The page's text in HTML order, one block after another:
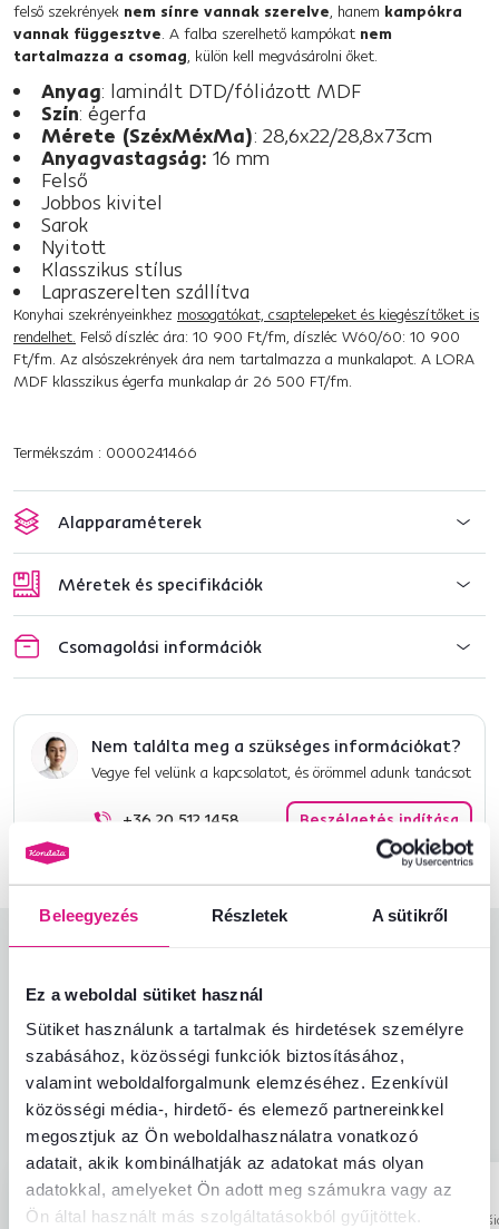
Beleegyezés Részletek A sütikről
Ez a weboldal sütiket használ
Sütiket használunk a tartalmak és hirdetések személyre
szabásához, közösségi funkciók biztosításához,
valamint weboldalforgalmunk elemzéséhez. Ezenkívül
közösségi média-, hirdető- és elemező partnereinkkel
megosztjuk az Ön weboldalhasználatra vonatkozó
adatait, akik kombinálhatják az adatokat más olyan
adatokkal, amelyeket Ön adott meg számukra vagy az
Ön által használt más szolgáltatásokból gyűjtöttek.
felső szekrények nem sínre vannak szerelve, hanem kampókra
vannak függesztve. A falba szerelhető kampókat nem
tartalmazza a csomag, külön kell megvásárolni őket.
Anyag: laminált DTD/fóliázott MDF
Szín: égerfa
Mérete (SzéxMéxMa): 28,6x22/28,8x73cm
Anyagvastagság: 16 mm
Felső
Jobbos kivitel
Sarok
Nyitott
Klasszikus stílus
Lapraszerelten szállítva
Konyhai szekrényeinkhez mosogatókat, csaptelepeket és kiegészítőket is
rendelhet. Felső díszléc ára: 10 900 Ft/fm, díszléc W60/60: 10 900
Ft/fm. Az alsószekrények ára nem tartalmazza a munkalapot. A LORA
MDF klasszikus égerfa munkalap ár 26 500 FT/fm.
Termékszám : 0000241466
Alapparaméterek
Méretek és specifikációk
Csomagolási információk
Nem találta meg a szükséges információkat?
Vegye fel velünk a kapcsolatot, és örömmel adunk tanácsot
+36 20 512 1458 Beszélgetés indítása
Termékértékelések
4,9
ellenőrzött
termékértékelések
Könnyű összeszerelés
Termékminőség
4,7
Megfelel az elvárásoknak
5,0
A termék csomagolása
5,0
Ár-érték arány
4,7
I
István K.
25.5.2023, Paks,
4.6csillag
V
Vladimír K.
22.12.2023,